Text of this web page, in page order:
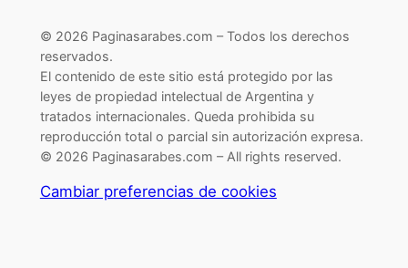
© 2026 Paginasarabes.com – Todos los derechos
reservados.
El contenido de este sitio está protegido por las
leyes de propiedad intelectual de Argentina y
tratados internacionales. Queda prohibida su
reproducción total o parcial sin autorización expresa.
© 2026 Paginasarabes.com – All rights reserved.
Cambiar preferencias de cookies